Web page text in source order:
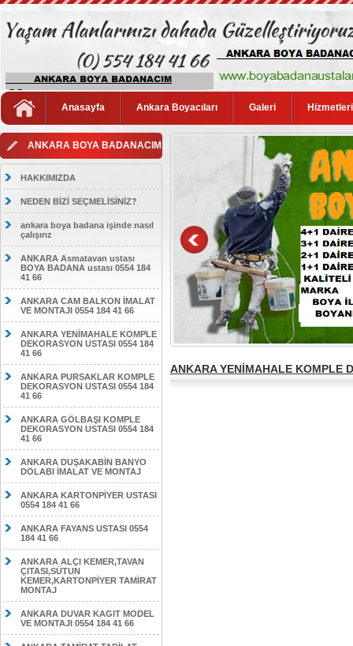
Anasayfa Ankara Boyacıları Galeri
ANKARA BOYA BADANACIM
HAKKIMIZDA
NEDEN BİZİ SEÇMELİSİNİZ?
ankara boya badana işinde nasıl
çalışırız
ANKARA Asmatavan ustası
BOYA BADANA ustası 0554 184
41 66
ANKARA CAM BALKON İMALAT
VE MONTAJI 0554 184 41 66
ANKARA YENİMAHALE KOMPLE
DEKORASYON USTASI 0554 184
41 66
ANKARA PURSAKLAR KOMPLE
DEKORASYON USTASI 0554 184
41 66
ANKARA GÖLBAŞI KOMPLE
DEKORASYON USTASI 0554 184
41 66
ANKARA DUŞAKABİN BANYO
DOLABI İMALAT VE MONTAJ
ANKARA KARTONPİYER USTASI
0554 184 41 66
ANKARA FAYANS USTASI 0554
184 41 66
ANKARA ALÇI KEMER,TAVAN
ÇITASI,SÜTUN
KEMER,KARTONPİYER TAMİRAT
MONTAJ
ANKARA DUVAR KAGIT MODEL
VE MONTAJI 0554 184 41 66
ANKARA YENİMAHALE KOMPLE